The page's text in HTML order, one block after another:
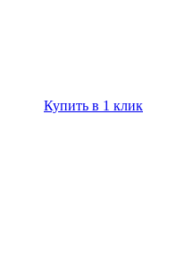
Купить в 1 клик